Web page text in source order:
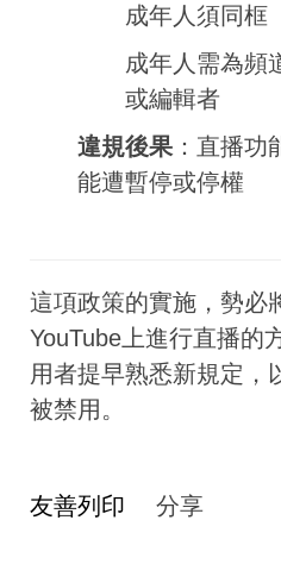
成年人須同框
成年人需為頻
或編輯者
違規後果 ：直播
能遭暫停或停權
這項政策的實施，勢必
YouTube上進行直播的
用者提早熟悉新規定，
被禁用。
友善列印 分享